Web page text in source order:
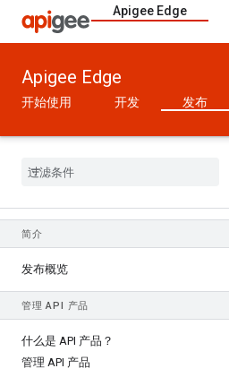
Apigee Edge
Apigee Edge
开始使用 开发 发布
简介
发布概览
管理 API 产品
什么是 API 产品？
管理 API 产品